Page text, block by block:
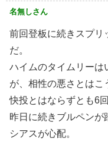
名無しさん
前回登板に続きスプリ
だ。
ハイムのタイムリーは
が、相性の悪さとはこ
快投とはならずとも6
昨日に続きブルペンが
シアスが心配。